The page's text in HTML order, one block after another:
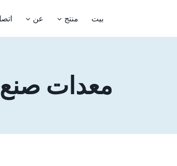
بيت منتج عن
معدات